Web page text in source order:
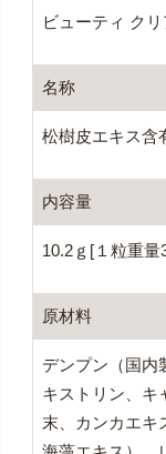
ビューティ ク
名称
松樹皮エキス含
内容量
10.2ｇ[１粒重量
原材料
デンプン（国
キストリン、
末、カンカエキ